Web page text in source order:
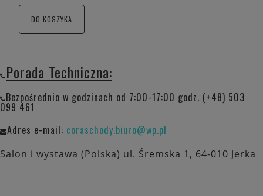
DO KOSZYKA
Porada Techniczna:
Bezpośrednio w godzinach od 7:00-17:00 godz. (+48) 503
099 461
Adres e-mail: coraschody.biuro@wp.pl
Salon i wystawa (Polska) ul. Śremska 1, 64-010 Jerka